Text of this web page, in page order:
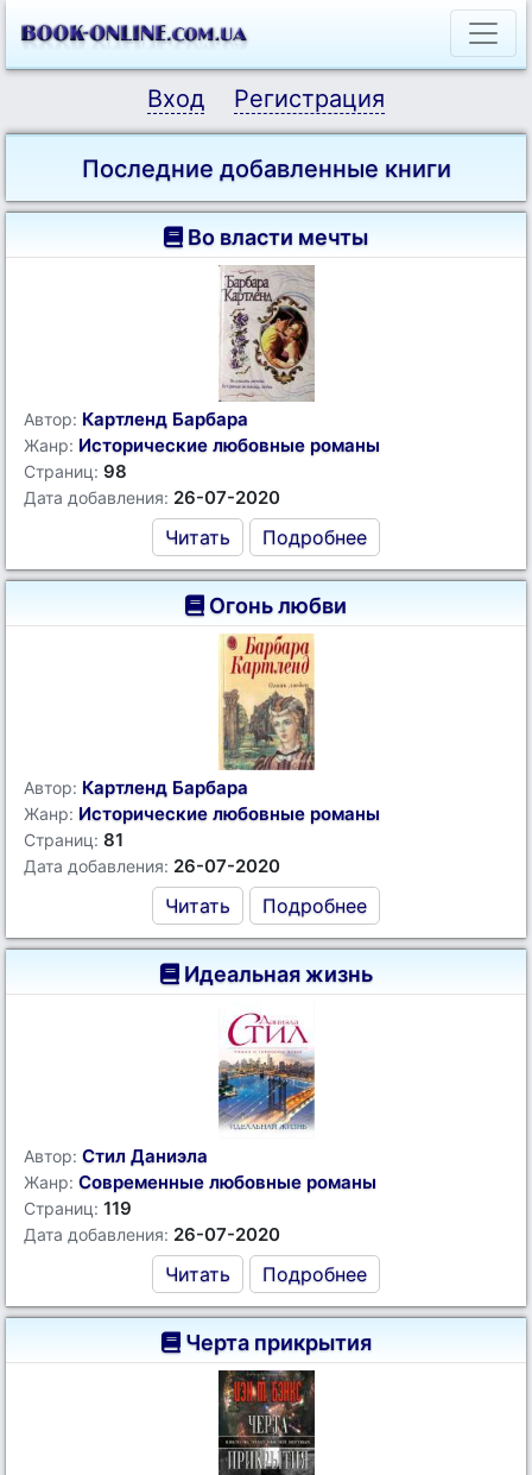
Вход Регистрация
Последние добавленные книги
Во власти мечты
Автор: Картленд Барбара
Жанр: Исторические любовные романы
Страниц: 98
Дата добавления: 26-07-2020
Читать Подробнее
Огонь любви
Автор: Картленд Барбара
Жанр: Исторические любовные романы
Страниц: 81
Дата добавления: 26-07-2020
Читать Подробнее
Идеальная жизнь
Автор: Стил Даниэла
Жанр: Современные любовные романы
Страниц: 119
Дата добавления: 26-07-2020
Читать Подробнее
Черта прикрытия